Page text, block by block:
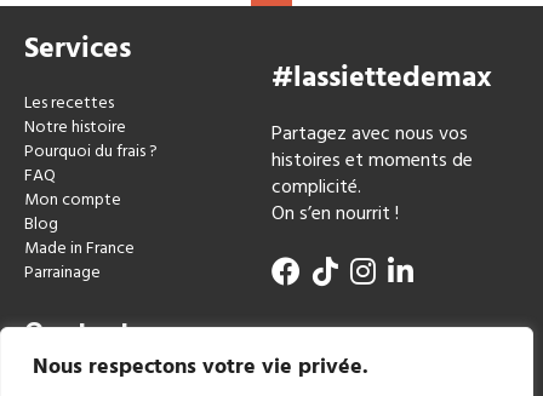
Nous respectons votre vie privée.
Services
Les recettes
Notre histoire
Pourquoi du frais ?
FAQ
Mon compte
Blog
Made in France
Parrainage
#lassiettedemax
Partagez avec nous vos
histoires et moments de
complicité.
On s’en nourrit !
Contact